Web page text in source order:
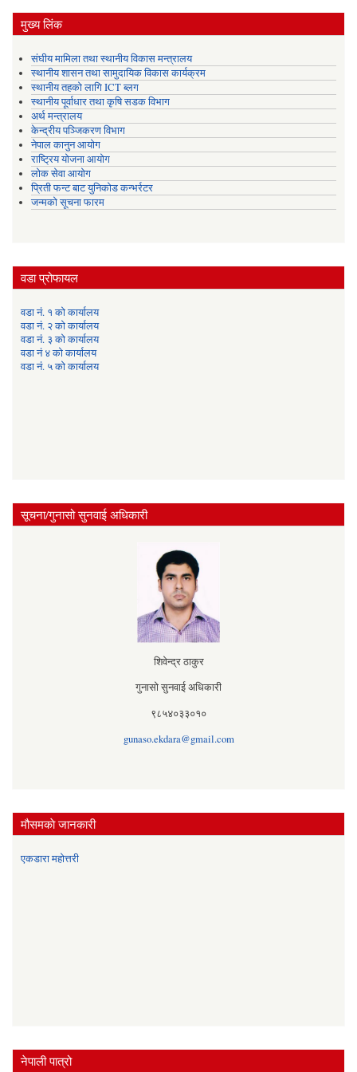
मुख्य लिंक
संघीय मामिला तथा स्थानीय विकास मन्त्रालय
स्थानीय शासन तथा सामुदायिक विकास कार्यक्रम
स्थानीय तहको लागि ICT ब्लग
स्थानीय पूर्वाधार तथा कृषि सडक विभाग
अर्थ मन्त्रालय
केन्द्रीय पञ्जिकरण विभाग
नेपाल कानुन आयोग
राष्ट्रिय योजना आयोग
लोक सेवा आयोग
प्रिती फन्ट बाट युनिकोड कन्भर्रटर
जन्मको सूचना फारम
वडा प्रोफायल
वडा नं. १ को कार्यालय
वडा नं. २ को कार्यालय
वडा नं. ३ को कार्यालय
वडा नं ४ को कार्यालय
वडा नं. ५ को कार्यालय
सूचना/गुनासो सुनवाई अधिकारी
शिवेन्द्र ठाकुर
गुनासो सुनवाई अधिकारी
९८५४०३३०१०
gunaso.ekdara@gmail.com
मौसमकाे जानकारी
एकडारा महोत्तरी
नेपाली पात्रो